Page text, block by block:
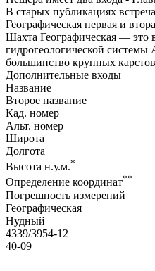
В старых публикациях
Географическая первая и
Шахта Географическая — это
гидрогеологической
большинство крупных
Дополнительные входы
Название
Второе название
Кад. номер
Альт. номер
Широта
Долгота
Высота н.у.м.*
Определение координат**
Погрешность измерений
Географическая
Нудный
4339/3954-12
40-09
—